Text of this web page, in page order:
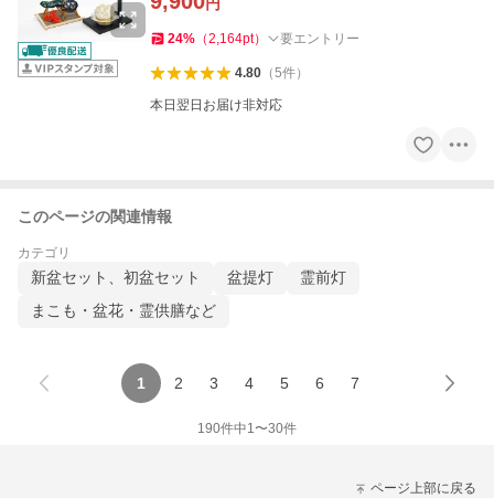
24% （2,164pt） 要エントリー
4.80（5件）
本日翌日お届け非対応
このページの関連情報
カテゴリ
新盆セット、初盆セット 盆提灯
霊前灯
まこも・盆花・霊供膳など
1 2 3 4 5 6 7
190件中1〜30件
ページ上部に戻る